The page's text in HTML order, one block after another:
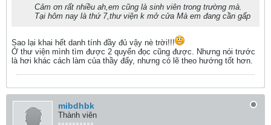
Cảm ơn rất nhiều ah,em cũng là sinh viên trong trường mà.
Tại hôm nay là thứ 7,thư viện k mở cửa Mà em đang cần gấp
Sao lại khai hết danh tính đầy đủ vậy nè trời!!!
Ở thư viện mình tìm được 2 quyển đọc cũng được. Nhưng nói trước
là hơi khác cách làm của thầy đấy, nhưng có lẽ theo hướng tốt hơn.
mibdhbk
Thành viên